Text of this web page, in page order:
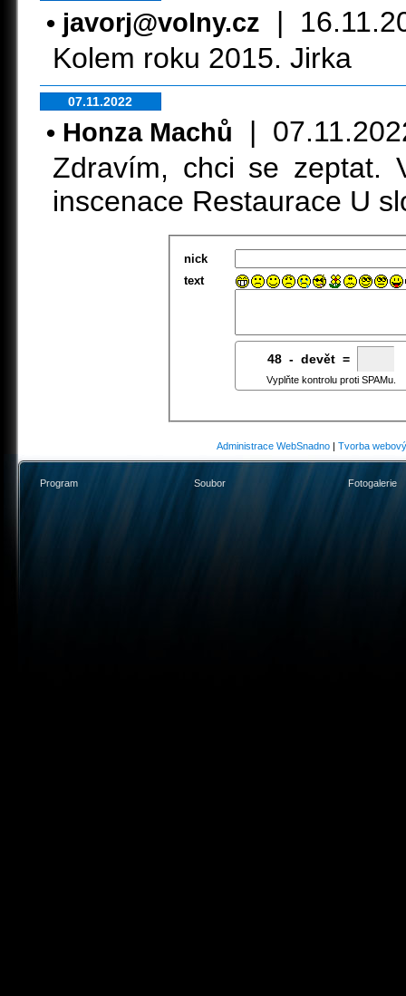
• javorj@volny.cz |
Kolem roku 2015. Jirka
07.11.2022
• Honza Machů
|
Zdravím, chci se zeptat.
inscenace Restaurace U
nick
text
48 - devět =
Vyplňte kontrolu proti SPAMu.
Administrace WebSnadno| Tvorba
Program Soubor Fotogalerie